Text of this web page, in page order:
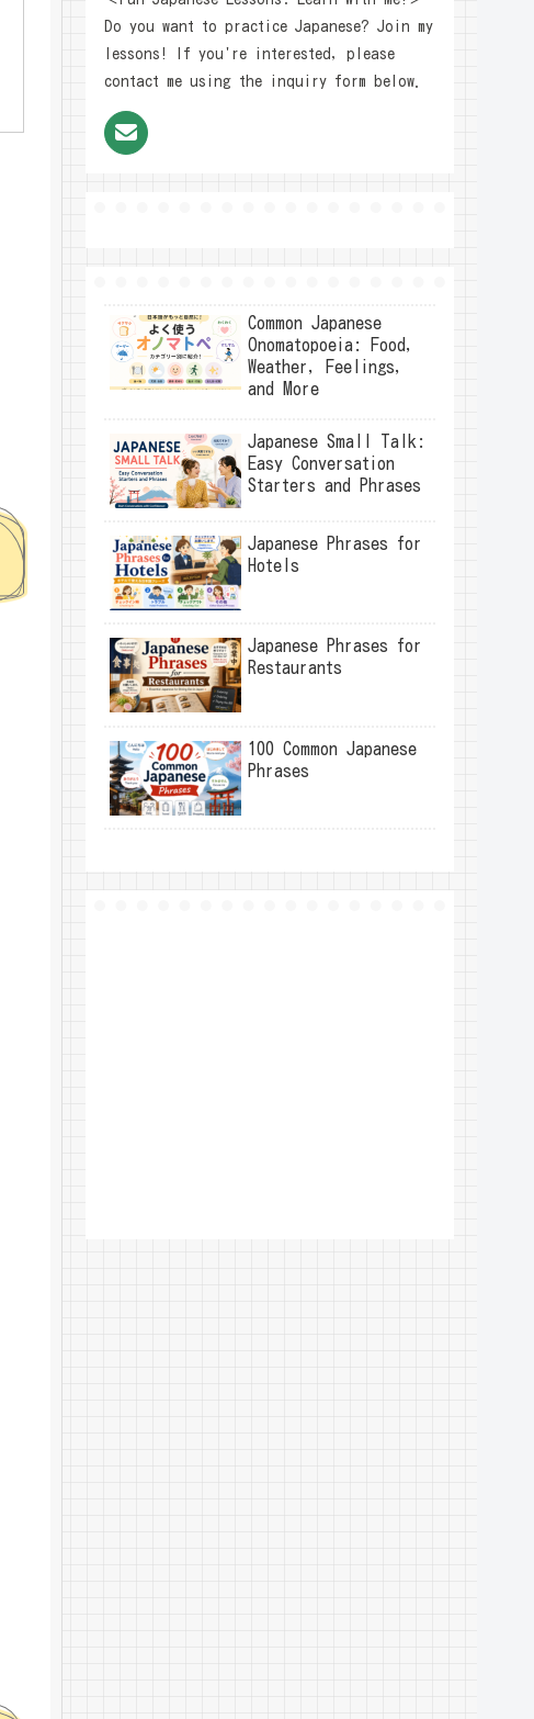
Do you want to practice Japanese? Join my
lessons! If you're interested, please
contact me using the inquiry form below.
Common Japanese
Onomatopoeia: Food,
Weather, Feelings,
and More
Japanese Small Talk:
Easy Conversation
Starters and Phrases
Japanese Phrases for
Hotels
Japanese Phrases for
Restaurants
100 Common Japanese
Phrases